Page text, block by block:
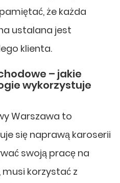
że każda
ustalana jest
klienta.
– jakie
wykorzystuje
Warszawa to
się naprawą karoserii
swoją pracę na
korzystać z